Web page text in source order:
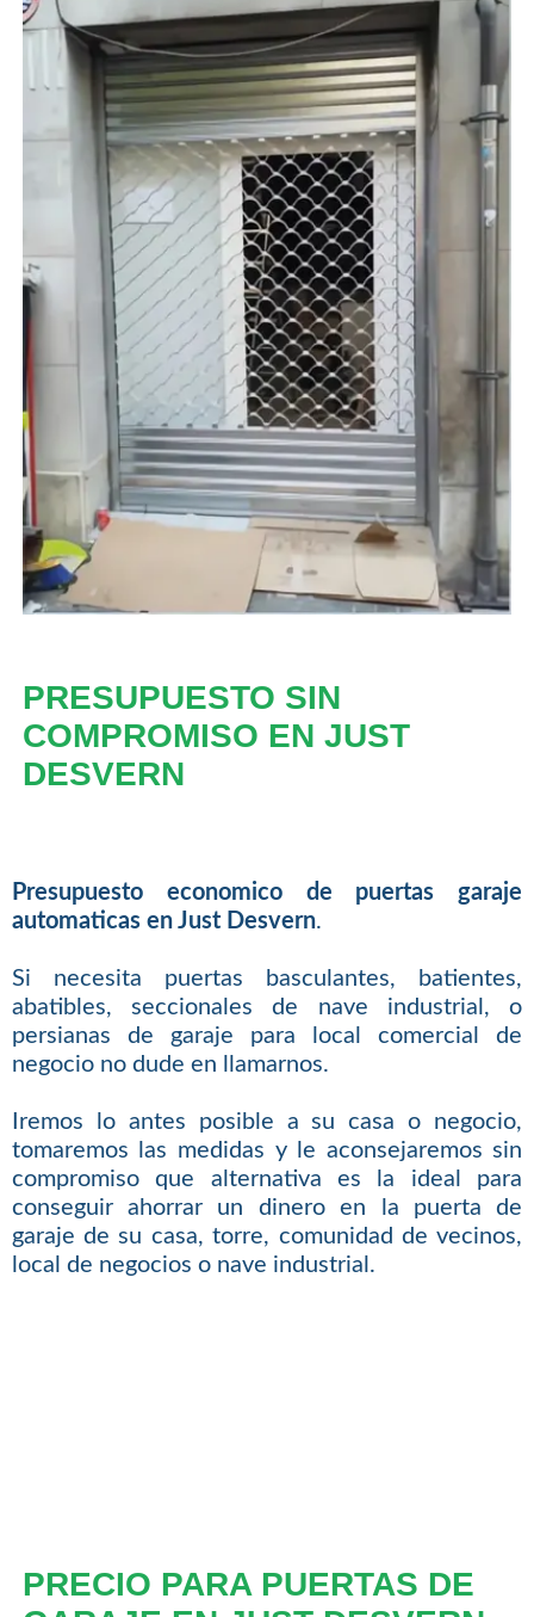
PRESUPUESTO SIN
COMPROMISO EN JUST
DESVERN
Presupuesto economico de puertas garaje
automaticas en Just Desvern.
Si necesita puertas basculantes, batientes,
abatibles, seccionales de nave industrial, o
persianas de garaje para local comercial de
negocio no dude en llamarnos.
Iremos lo antes posible a su casa o negocio,
tomaremos las medidas y le aconsejaremos sin
compromiso que alternativa es la ideal para
conseguir ahorrar un dinero en la puerta de
garaje de su casa, torre, comunidad de vecinos,
local de negocios o nave industrial.
PRECIO PARA PUERTAS DE